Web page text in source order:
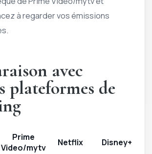
à regarder vos émissions
avec
plateformes de
Prime
Video/mytv
Netflix Disney+